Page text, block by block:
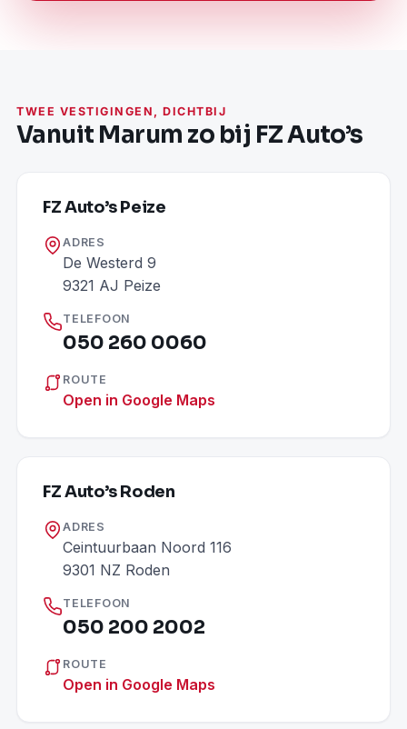
TWEE VESTIGINGEN, DICHTBIJ
Vanuit Marum zo bij FZ Auto’s
FZ Auto’s Peize
ADRES
De Westerd 9
9321 AJ Peize
TELEFOON
050 260 0060
ROUTE
Open in Google Maps
FZ Auto’s Roden
ADRES
Ceintuurbaan Noord 116
9301 NZ Roden
TELEFOON
050 200 2002
ROUTE
Open in Google Maps